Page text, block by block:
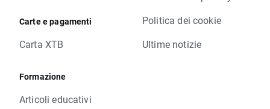
Carte e pagamenti
Carta XTB
Formazione
Articoli educativi
Politica dei cookie
Ultime notizie